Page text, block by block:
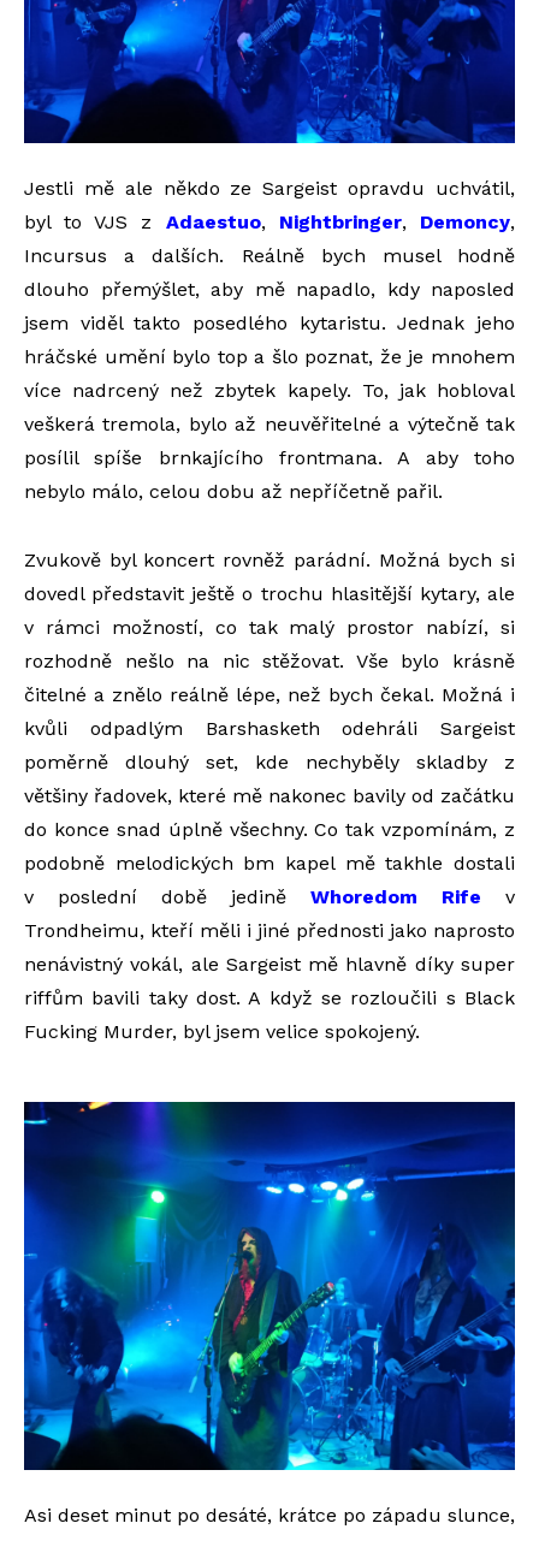
Jestli mě ale někdo ze Sargeist opravdu uchvátil,
byl to VJS z Adaestuo, Nightbringer, Demoncy,
Incursus a dalších. Reálně bych musel hodně
dlouho přemýšlet, aby mě napadlo, kdy naposled
jsem viděl takto posedlého kytaristu. Jednak jeho
hráčské umění bylo top a šlo poznat, že je mnohem
více nadrcený než zbytek kapely. To, jak hobloval
veškerá tremola, bylo až neuvěřitelné a výtečně tak
posílil spíše brnkajícího frontmana. A aby toho
nebylo málo, celou dobu až nepříčetně pařil.
Zvukově byl koncert rovněž parádní. Možná bych si
dovedl představit ještě o trochu hlasitější kytary, ale
v rámci možností, co tak malý prostor nabízí, si
rozhodně nešlo na nic stěžovat. Vše bylo krásně
čitelné a znělo reálně lépe, než bych čekal. Možná i
kvůli odpadlým Barshasketh odehráli Sargeist
poměrně dlouhý set, kde nechyběly skladby z
většiny řadovek, které mě nakonec bavily od začátku
do konce snad úplně všechny. Co tak vzpomínám, z
podobně melodických bm kapel mě takhle dostali
v poslední době jedině Whoredom Rife v
Trondheimu, kteří měli i jiné přednosti jako naprosto
nenávistný vokál, ale Sargeist mě hlavně díky super
riffům bavili taky dost. A když se rozloučili s Black
Fucking Murder, byl jsem velice spokojený.
Asi deset minut po desáté, krátce po západu slunce,